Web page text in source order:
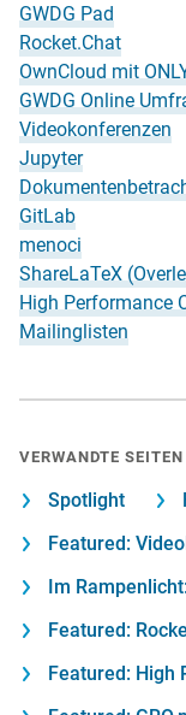
GWDG Pad
Rocket.Chat
OwnCloud mit
GWDG Online
Videokonferenzen
Jupyter
GitLab
menoci
ShareLaTeX
High Performance
Mailinglisten
VERWANDTE SEITEN
Spotlight
Featured:
Im
Featured:
Featured: High